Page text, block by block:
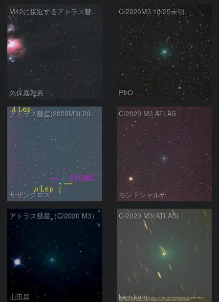
M42に接近するアトラス彗星（C/2020 M3）
久保庭敦男
C/2020M3 10/25未明
PbO
アトラス彗星(2020M3) 200mm 10月28日
サザンクロス
C/2020 M3 ATLAS
モンドシャルナ
アトラス彗星（C/2020 M3）
山田昇
C/2020 M3(ATLAS)
kem.kem